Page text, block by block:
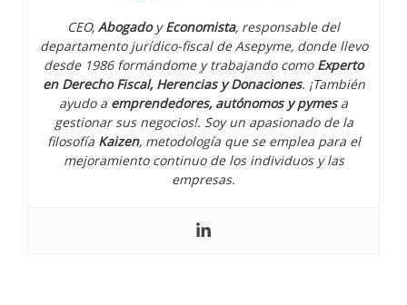
CEO, AbogadoyEconomista, responsable del
departamento jurídico-fiscal de Asepyme, donde llevo
desde 1986 formándome y trabajando como Experto
en Derecho Fiscal, Herencias y Donaciones. ¡También
ayudo a emprendedores, autónomos y pymesa
gestionar sus negocios!. Soy un apasionado de la
filosofía Kaizen, metodología que se emplea para el
mejoramiento continuo de los individuos y las
empresas.
Cómo manejar la presión y el estrés
como emprendedor